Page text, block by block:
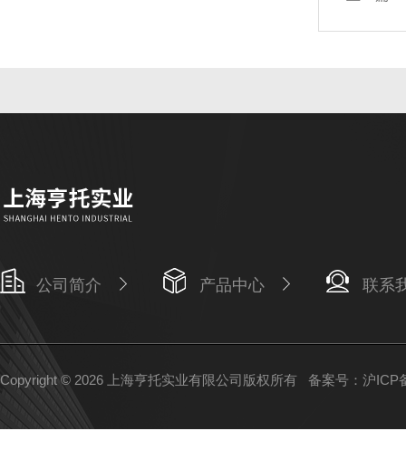
公司简介 产品中心 联系
Copyright © 2026 上海亨托实业有限公司版权所有 备案号：沪ICP